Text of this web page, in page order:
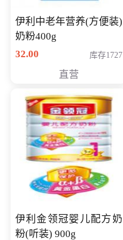
伊利中老年营养(方便装)
奶粉400g
32.00
库存1727
直营
伊利金领冠婴儿配方奶
粉(听装) 900g